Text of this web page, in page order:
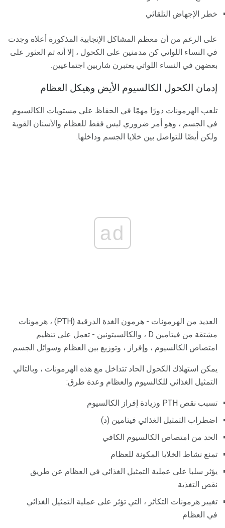
خطر الإجهاض التلقائي
على الرغم من أن معظم المشاكل الإنجابية المذكورة أعلاه وجدت
في النساء اللواتي كن مدمنين على الكحول ، إلا أنه تم العثور على
بعضهن في النساء اللواتي يعتبرن شاربين اجتماعيين.
إدمان الكحول الكالسيوم الأيض وهيكل العظام
تلعب الهرمونات دورًا مهمًا في الحفاظ على مستويات الكالسيوم
في الجسم ، وهو أمر ضروري ليس فقط للعظام والأسنان القوية
ولكن أيضًا للتواصل بين خلايا الجسم وداخلها.
ad
العديد من الهرمونات - هرمون الغدة الدرقية (PTH) ، هرمونات
مشتقة من فيتامين D ، والكالسيتونين - تعمل على تنظيم
امتصاص الكالسيوم ، وإفراز ، وتوزيع بين العظام وسوائل الجسم.
يمكن استهلاك الكحول الحاد تتداخل مع هذه الهرمونات ، وبالتالي
التمثيل الغذائي للكالسيوم والعظام وعدة طرق:
تسبب نقص PTH وزيادة إفراز الكالسيوم
اضطراب التمثيل الغذائي فيتامين (د)
الحد من امتصاص الكالسيوم الكافي
تمنع نشاط الخلايا المكونة للعظام
يؤثر سلبا على عملية التمثيل الغذائي في العظام عن طريق
نقص التغذية
تغيير هرمونات التكاثر ، التي تؤثر على عملية التمثيل الغذائي
في العظام